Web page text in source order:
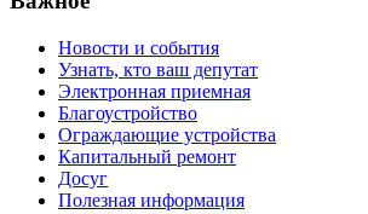
Новости и события
Узнать, кто ваш депутат
Электронная приемная
Благоустройство
Ограждающие устройства
Капитальный ремонт
Досуг
Полезная информация